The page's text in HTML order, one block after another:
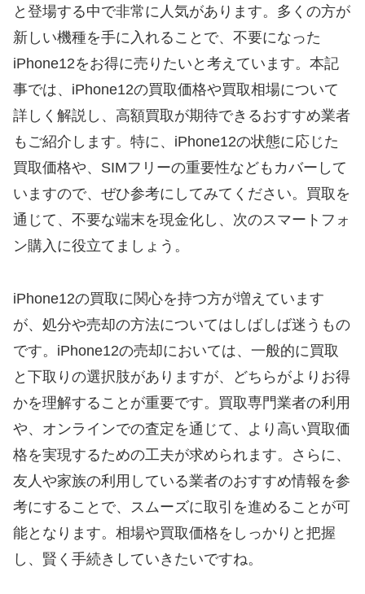
と登場する中で非常に人気があります。多くの方が
新しい機種を手に入れることで、不要になった
iPhone12をお得に売りたいと考えています。本記
事では、iPhone12の買取価格や買取相場について
詳しく解説し、高額買取が期待できるおすすめ業者
もご紹介します。特に、iPhone12の状態に応じた
買取価格や、SIMフリーの重要性などもカバーして
いますので、ぜひ参考にしてみてください。買取を
通じて、不要な端末を現金化し、次のスマートフォ
ン購入に役立てましょう。
iPhone12の買取に関心を持つ方が増えています
が、処分や売却の方法についてはしばしば迷うもの
です。iPhone12の売却においては、一般的に買取
と下取りの選択肢がありますが、どちらがよりお得
かを理解することが重要です。買取専門業者の利用
や、オンラインでの査定を通じて、より高い買取価
格を実現するための工夫が求められます。さらに、
友人や家族の利用している業者のおすすめ情報を参
考にすることで、スムーズに取引を進めることが可
能となります。相場や買取価格をしっかりと把握
し、賢く手続きしていきたいですね。